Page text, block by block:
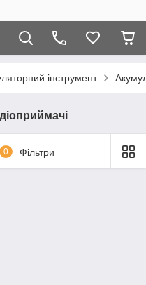
інструмент
0 Фільтри